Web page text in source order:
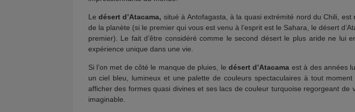
Le désert d’Atacama, situé à Antofagasta, à la quasi extrémité nord du Chili,
de la planète (si le premier qui vous est venu à l’esprit est le Sahara, le désert
premier). Le fait d’être considéré comme le second désert le plus aride ne
expérience unique dans une vie.
Si l’on met de côté le manque de pluies, ledésert d’Atacama est à des années
un ciel bleu, lumineux et une palette de couleurs spectaculaires à tout
afficher des formes quasi divines et ses lacs de couleur turquoise regorgeant
imaginable.